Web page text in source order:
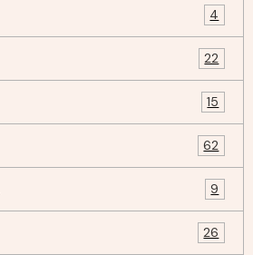
4
22
15
62
9
26